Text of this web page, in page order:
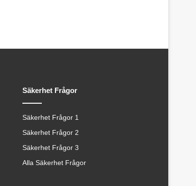
Säkerhet Frågor
Säkerhet Frågor 1
Säkerhet Frågor 2
Säkerhet Frågor 3
Alla Säkerhet Frågor